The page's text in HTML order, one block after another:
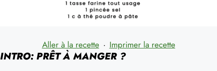
Aller à la recette · Imprimer la recette
INTRO: PRÊT À MANGER ?